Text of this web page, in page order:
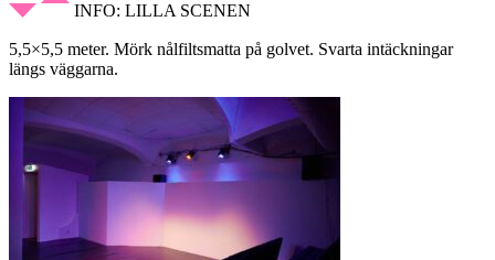
INFO: LILLA SCENEN
5,5×5,5 meter. Mörk nålfiltsmatta på golvet. Svarta intäckningar
längs väggarna.